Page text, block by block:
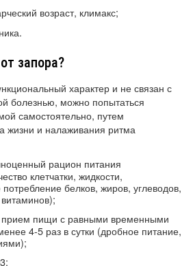
возраст, климакс;
запора?
характер и не связан с
болезнью, можно попытаться
самостоятельно, путем
жизни и налаживания ритма
рацион питания
клетчатки, жидкости,
белков, жиров, углеводов,
пищи с равными временными
4-5 раз в сутки (дробное питание,